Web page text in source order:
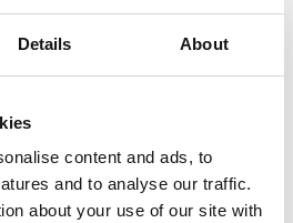
Details About
content and ads, to
and to analyse our traffic.
about your use of our site with
blau